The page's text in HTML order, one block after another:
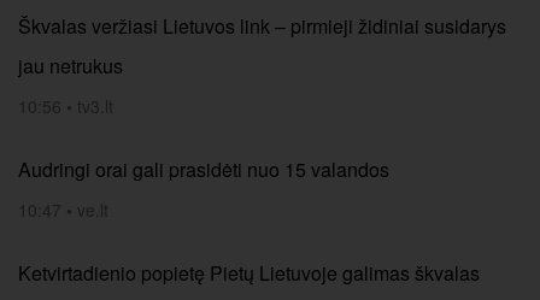
Škvalas veržiasi Lietuvos link – pirmieji židiniai susidarys
jau netrukus
10:56 • tv3.lt
Audringi orai gali prasidėti nuo 15 valandos
10:47 • ve.lt
Ketvirtadienio popietę Pietų Lietuvoje galimas škvalas